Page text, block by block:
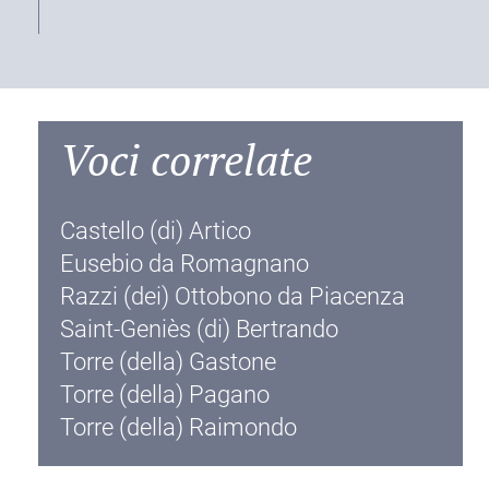
Voci correlate
Castello (di) Artico
Eusebio da Romagnano
Razzi (dei) Ottobono da Piacenza
Saint-Geniès (di) Bertrando
Torre (della) Gastone
Torre (della) Pagano
Torre (della) Raimondo